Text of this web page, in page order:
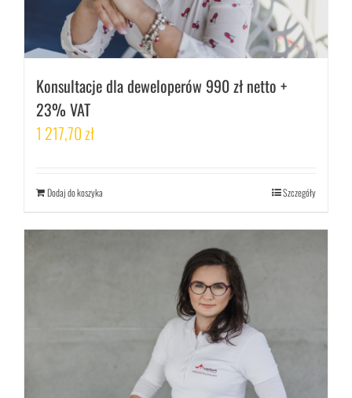
Konsultacje dla deweloperów 990 zł netto +
23% VAT
1 217,70zł
Dodaj do koszyka Szczegóły